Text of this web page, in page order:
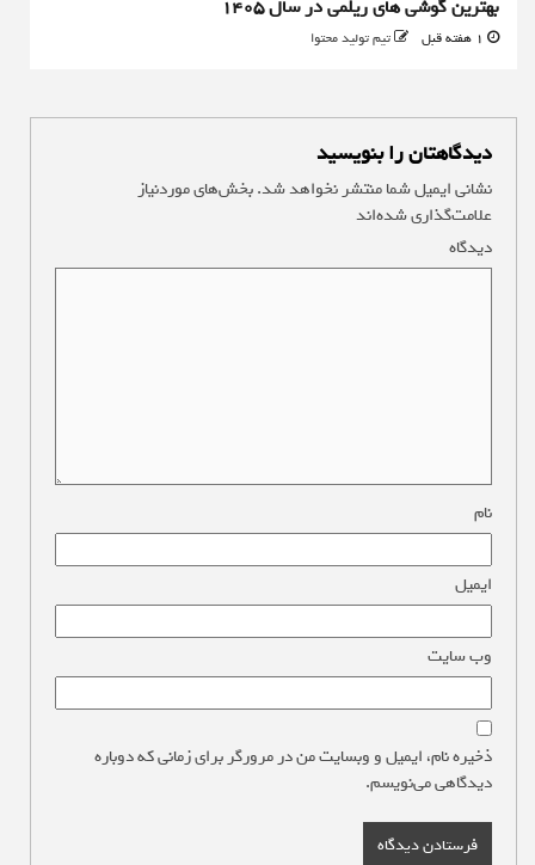
بهترین گوشی های ریلمی در سال 1405
تیم تولید محتوا
دیدگاهتان را بنویسید
نشانی ایمیل شما منتشر نخواهد شد.بخش‌های موردنیاز
علامت‌گذاری شده‌اند
دیدگاه
نام
ایمیل
وب‌ سایت
ذخیره نام، ایمیل و وبسایت من در مرورگر برای زمانی که دوباره
دیدگاهی می‌نویسم.